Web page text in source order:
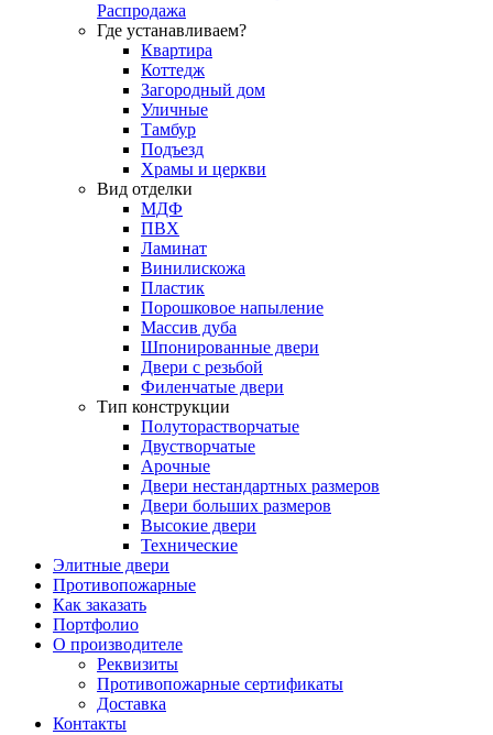
Распродажа
Где устанавливаем?
Квартира
Коттедж
Загородный дом
Уличные
Тамбур
Подъезд
Храмы и церкви
Вид отделки
МДФ
ПВХ
Ламинат
Винилискожа
Пластик
Порошковое напыление
Массив дуба
Шпонированные двери
Двери с резьбой
Филенчатые двери
Тип конструкции
Полуторастворчатые
Двустворчатые
Арочные
Двери нестандартных размеров
Двери больших размеров
Высокие двери
Технические
Элитные двери
Противопожарные
Как заказать
Портфолио
О производителе
Реквизиты
Противопожарные сертификаты
Доставка
Контакты